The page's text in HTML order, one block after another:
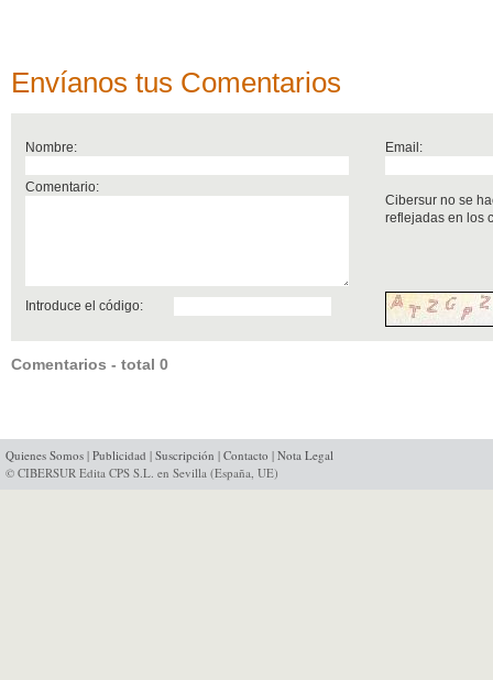
Envíanos tus Comentarios
Nombre: Email:
Comentario:
Cibersur no se
reflejadas en los
Introduce el código:
Comentarios - total 0
Quienes Somos | Publicidad | Suscripción | Contacto | Nota Legal
© CIBERSUR Edita CPS S.L. en Sevilla (España, UE)